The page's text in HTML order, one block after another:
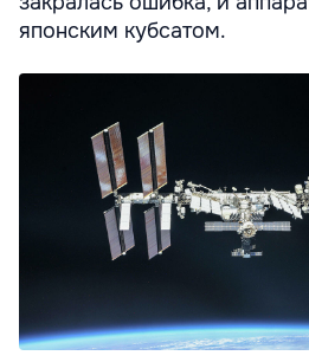
японским кубсатом.